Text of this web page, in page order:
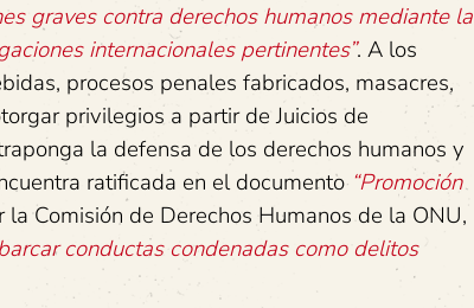
graves contra derechos humanos mediante la
internacionales pertinentes”. A los
procesos penales fabricados, masacres,
privilegios a partir de Juicios de
la defensa de los derechos humanos y
ratificada en el documento“Promoción
Comisión de Derechos Humanos de la ONU,
conductas condenadas como delitos